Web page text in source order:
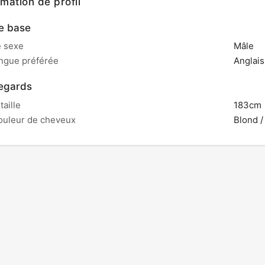
base
sexe
Mâle
préférée
Anglais
183cm
de cheveux
Blond